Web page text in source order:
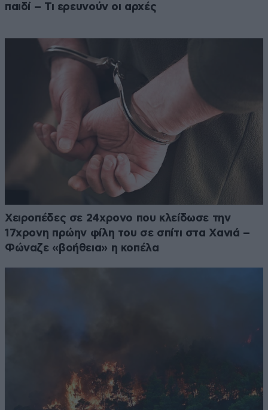
παιδί – Τι ερευνούν οι αρχές
Χειροπέδες σε 24χρονο που κλείδωσε την
17χρονη πρώην φίλη του σε σπίτι στα Χανιά –
Φώναζε «βοήθεια» η κοπέλα